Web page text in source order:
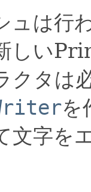
ュは行
しい
クタは
を
文字を